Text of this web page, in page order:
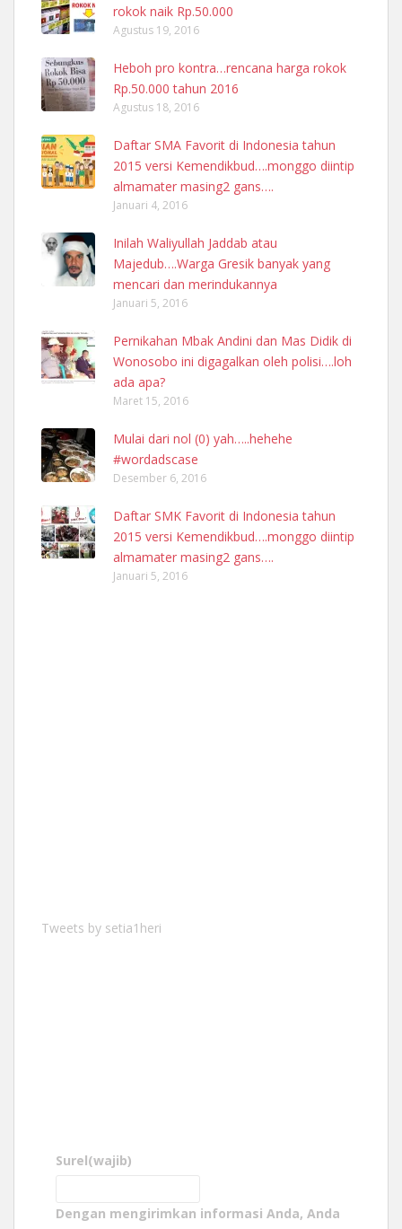
rokok naik Rp.50.000
Agustus 19, 2016
Heboh pro kontra…rencana harga rokok
Rp.50.000 tahun 2016
Agustus 18, 2016
Daftar SMA Favorit di Indonesia tahun
2015 versi Kemendikbud….monggo diintip
almamater masing2 gans….
Januari 4, 2016
Inilah Waliyullah Jaddab atau
Majedub….Warga Gresik banyak yang
mencari dan merindukannya
Januari 5, 2016
Pernikahan Mbak Andini dan Mas Didik di
Wonosobo ini digagalkan oleh polisi….loh
ada apa?
Maret 15, 2016
Mulai dari nol (0) yah…..hehehe
#wordadscase
Desember 6, 2016
Daftar SMK Favorit di Indonesia tahun
2015 versi Kemendikbud….monggo diintip
almamater masing2 gans….
Januari 5, 2016
Tweets by setia1heri
Surel(wajib)
Dengan mengirimkan informasi Anda, Anda